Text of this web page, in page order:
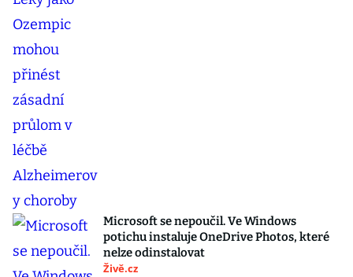
Microsoft se nepoučil. Ve Windows
potichu instaluje OneDrive Photos, které
nelze odinstalovat
Živě.cz